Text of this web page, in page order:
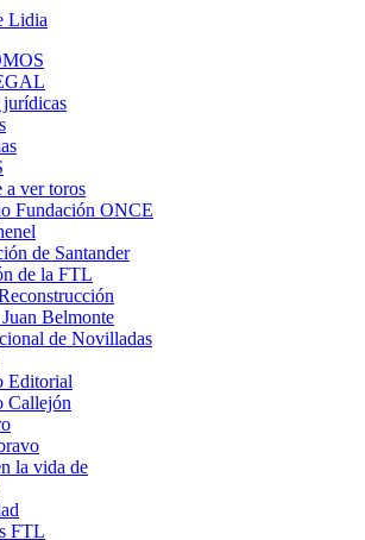
a ver toros
Fundación ONCE
de Santander
de la FTL
Belmonte
de Novilladas
Editorial
Callejón
la vida de
FTL